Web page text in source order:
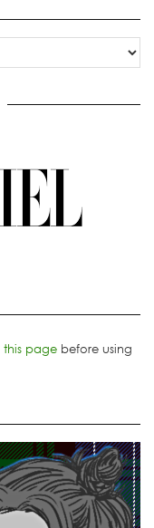
this page before using